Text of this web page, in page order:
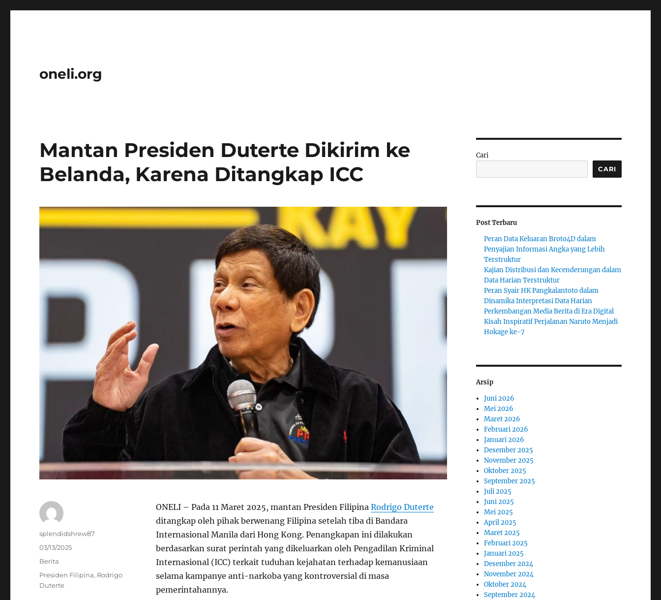
oneli.org
Mantan Presiden Duterte Dikirim ke
Belanda, Karena Ditangkap ICC
ONELI – Pada 11 Maret 2025, mantan Presiden Filipina Rodrigo Duterte
ditangkap oleh pihak berwenang Filipina setelah tiba di Bandara
Internasional Manila dari Hong Kong. Penangkapan ini dilakukan
berdasarkan surat perintah yang dikeluarkan oleh Pengadilan Kriminal
Internasional (ICC) terkait tuduhan kejahatan terhadap kemanusiaan
selama kampanye anti-narkoba yang kontroversial di masa
pemerintahannya.
Author
splendidshrew87
Posted
on
03/13/2025
Categories
Berita
Tags
Presiden Filipina, Rodrigo
Duterte
Cari
CARI
Post Terbaru
Peran Data Keluaran Broto4D dalam
Penyajian Informasi Angka yang Lebih
Terstruktur
Kajian Distribusi dan Kecenderungan dalam
Data Harian Terstruktur
Peran Syair HK Pangkalantoto dalam
Dinamika Interpretasi Data Harian
Perkembangan Media Berita di Era Digital
Kisah Inspiratif Perjalanan Naruto Menjadi
Hokage ke-7
Arsip
Juni 2026
Mei 2026
Maret 2026
Februari 2026
Januari 2026
Desember 2025
November 2025
Oktober 2025
September 2025
Juli 2025
Juni 2025
Mei 2025
April 2025
Maret 2025
Februari 2025
Januari 2025
Desember 2024
November 2024
Oktober 2024
September 2024